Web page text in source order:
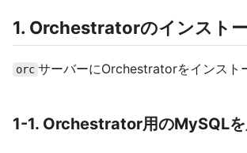
1. Orchestratorのインスト
orc サーバーにOrchestratorをインスト
1-1. Orchestrator用のMySQLを